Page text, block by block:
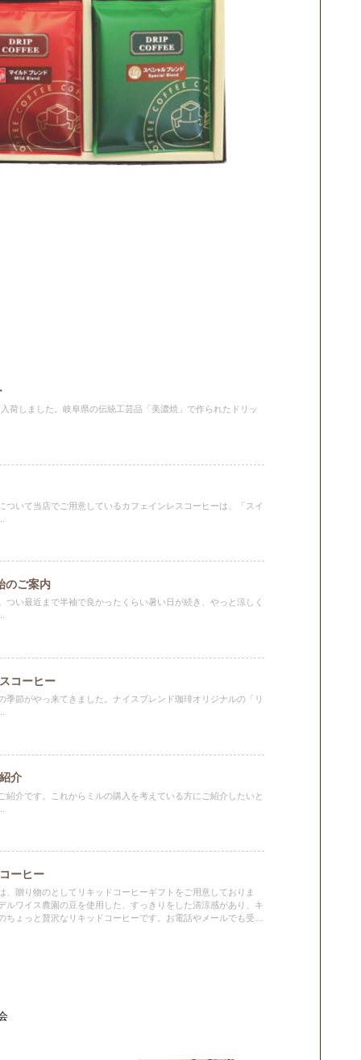
荷しました。岐阜県の伝統工芸品「美濃焼」で作られたドリッ
ついて当店でご用意しているカフェインレスコーヒーは、「スイ
のご案内
つい最近まで半袖で良かったくらい暑い日が続き、やっと涼しく
コーヒー
季節がやっ来てきました。ナイスブレンド珈琲オリジナルの「リ
介
紹介です。これからミルの購入を考えている方にご紹介したいと
ーヒー
、贈り物のとしてリキッドコーヒーギフトをご用意しておりま
ルワイス農園の豆を使用した、すっきりをした清涼感があり、キ
ちょっと贅沢なリキッドコーヒーです。お電話やメールでも受け